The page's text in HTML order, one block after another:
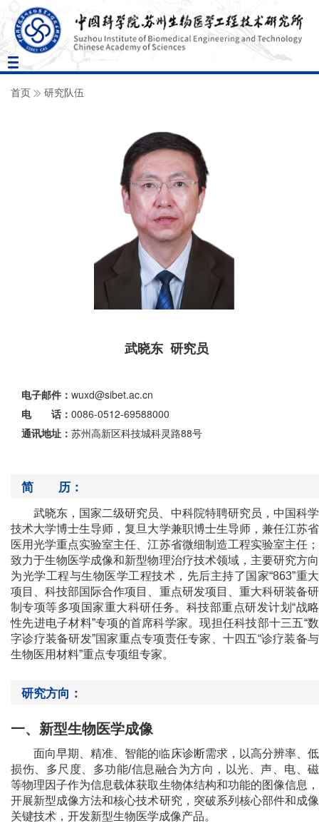
Toggle
navigation
首页 研究队伍
武晓东 研究员
电子邮件： wuxd@sibet.ac.cn
电 话： 0086-0512-69588000
通讯地址： 苏州高新区科技城科灵路88号
简 历：
武晓东，国家二级研究员、中科院特聘研究员，中国科学
技术大学博士生导师，复旦大学兼职博士生导师，兼任江苏省
医用光学重点实验室主任、江苏省微细制造工程实验室主任；
致力于生物医学成像和新型物理治疗技术领域，主要研究方向
为光学工程与生物医学工程技术，先后主持了国家“863”重大
项目、科技部国际合作项目、重点研发项目、重大科研装备研
制专项等多项国家重大科研任务。科技部重点研发计划“战略
性先进电子材料”专项的首席科学家。现担任科技部十三五“数
字诊疗装备研发”国家重点专项责任专家、十四五“诊疗装备与
生物医用材料”重点专项组专家。
研究方向：
一、新型生物医学成像
面向早期、精准、智能的临床诊断需求，以高分辨率、低
损伤、多尺度、多功能/信息融合为方向，以光、声、电、磁
等物理因子作为信息载体获取生物体结构和功能的图像信息，
开展新型成像方法和核心技术研究，突破系列核心部件和成像
关键技术，开发新型生物医学成像产品。